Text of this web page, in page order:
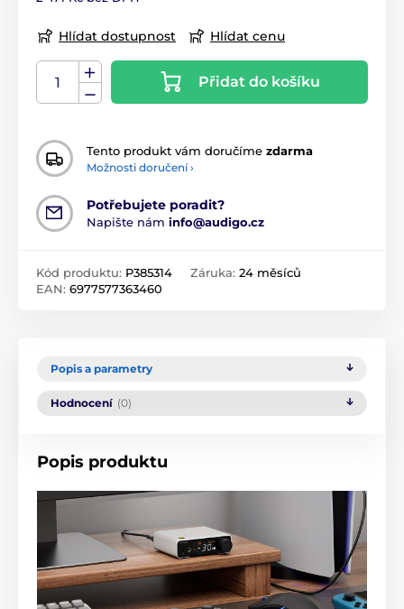
Hlídat dostupnost Hlídat cenu
Přidat do košíku
Tento produkt vám doručíme zdarma
Možnosti doručení ›
Potřebujete poradit?
Napište nám info@audigo.cz
Kód produktu: P385314
EAN: 6977577363460
Záruka: 24 měsíců
Popis a parametry
Hodnocení (0)
Popis produktu